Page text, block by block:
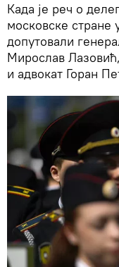
Када је реч о
московске стране
допутовали
Мирослав
и адвокат Горан